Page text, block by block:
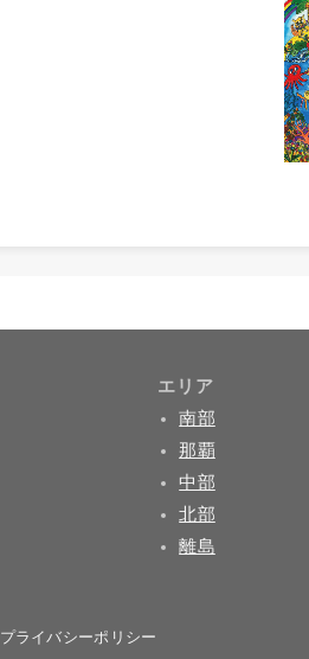
エリア
南部
那覇
中部
北部
離島
プライバシーポリシー